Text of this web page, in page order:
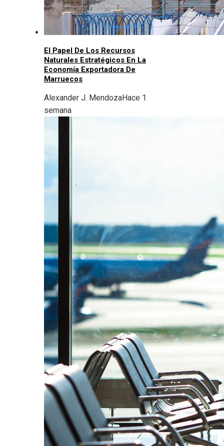
El Papel De Los Recursos
Naturales Estratégicos En La
Economía Exportadora De
Marruecos
Alexander J. MendozaHace 1
semana